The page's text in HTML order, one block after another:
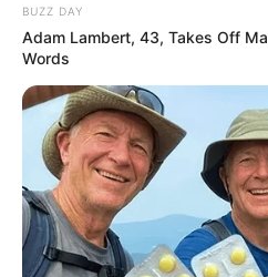
BUZZ DAY
Adam Lambert, 43, Takes Off
Words